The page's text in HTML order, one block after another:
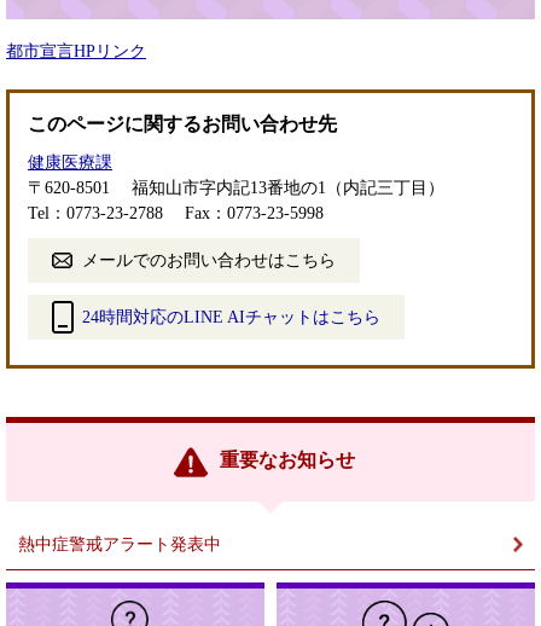
都市宣言HPリンク
このページに関するお問い合わせ先
健康医療課
〒620-8501
福知山市字内記13番地の1（内記三丁目）
Tel：0773-23-2788
Fax：0773-23-5998
メールでのお問い合わせはこちら
24時間対応のLINE AIチャットはこちら
リ
重要なお知らせ
熱中症警戒アラート発表中